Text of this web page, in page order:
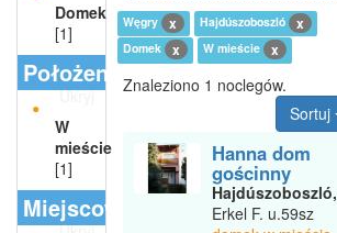
Domek
[1]
Położenie
Ukryj
W
mieście
[1]
Miejscowości
Węgry x Hajdúszoboszló x
Domek x W mieście x
Znaleziono 1 noclegów.
Sortuj
Hanna dom
gościnny
Hajdúszoboszló,
Erkel F. u.59sz